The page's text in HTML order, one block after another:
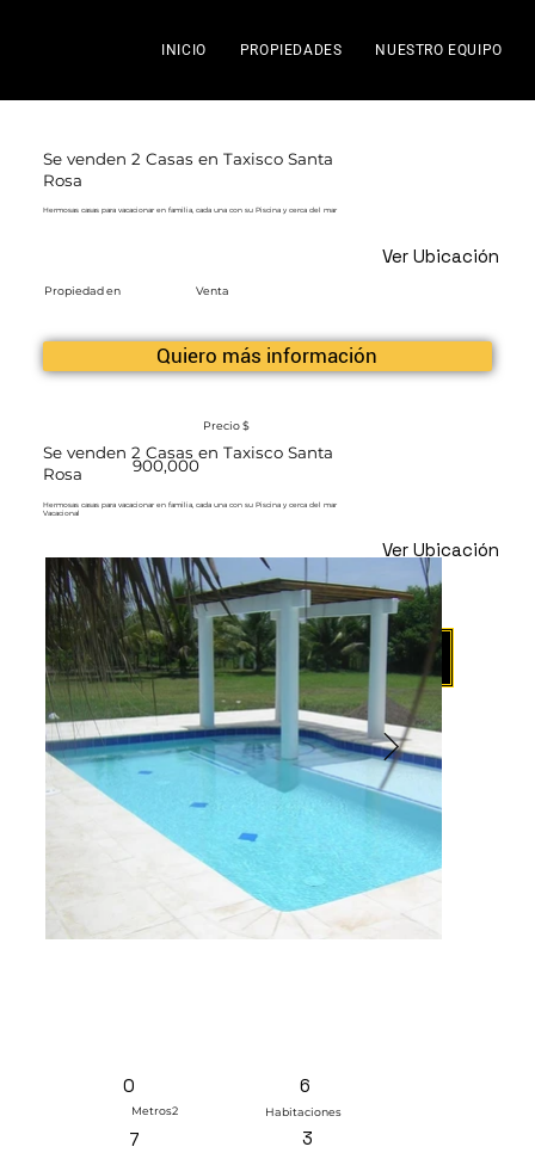
INICIO PROPIEDADES NUESTRO EQUIPO
Se venden 2 Casas en Taxisco Santa
Rosa
Hermosas casas para vacacionar en familia, cada una con su Piscina y cerca del mar
Propiedad en Venta
Quiero más información
Ver Ubicación
Se venden 2 Casas en Taxisco Santa
Rosa
Hermosas casas para vacacionar en familia, cada una con su Piscina y cerca del mar
Agendar Visita
Propiedad en Venta
Ver Ubicación
Precio $
900,000
Vacacional
0
Metros2
6
Habitaciones
7 3